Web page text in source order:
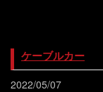
ケーブルカー
2022/05/07